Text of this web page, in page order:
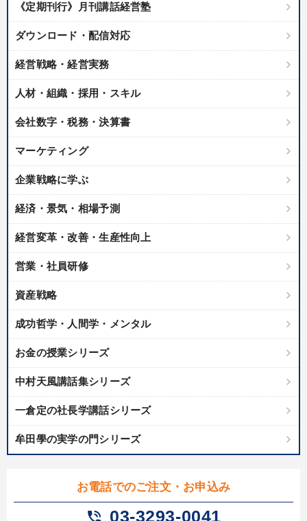
《定期刊行》月刊講話経営塾
ダウンロード・配信対応
経営戦略・経営実務
人材・組織・採用・スキル
会社数字・税務・決算書
マーケティング
企業戦略に学ぶ
経済・景気・相場予測
経営変革・改善・生産性向上
営業・社員研修
資産戦略
成功哲学・人間学・メンタル
お金の授業シリーズ
中村天風講話集シリーズ
一倉定の社長学講話シリーズ
牟田學の実学の門シリーズ
お電話でのご注文・お申込み
phone_in_talk 03-3293-0041